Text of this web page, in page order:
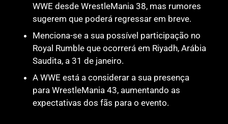
WWE desde WrestleMania 38, mas rumores
sugerem que poderá regressar em breve.
Menciona-se a sua possível participação no
Royal Rumble que ocorrerá em Riyadh, Arábia
Saudita, a 31 de janeiro.
A WWE está a considerar a sua presença
para WrestleMania 43, aumentando as
expectativas dos fãs para o evento.